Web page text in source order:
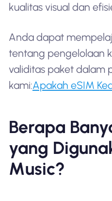
kualitas visual dan
Anda dapat
tentang pengelolaan
validitas paket dalam
kami:Apakah eSIM
Berapa
yang
Music?